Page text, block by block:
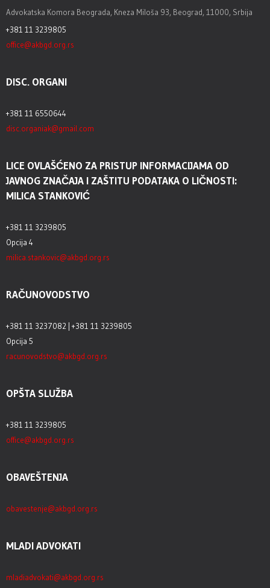
Advokatska Komora Beograda, Kneza Miloša 93, Beograd, 11000, Srbija
+381 11 3239805
office@akbgd.org.rs
DISC. ORGANI
+381 11 6550644
disc.organiak@gmail.com
LICE OVLAŠĆENO ZA PRISTUP INFORMACIJAMA OD
JAVNOG ZNAČAJA I ZAŠTITU PODATAKA O LIČNOSTI:
MILICA STANKOVIĆ
+381 11 3239805
Opcija 4
milica.stankovic@akbgd.org.rs
RAČUNOVODSTVO
+381 11 3237082 | +381 11 3239805
Opcija 5
racunovodstvo@akbgd.org.rs
OPŠTA SLUŽBA
+381 11 3239805
office@akbgd.org.rs
OBAVEŠTENJA
obavestenje@akbgd.org.rs
MLADI ADVOKATI
mladiadvokati@akbgd.org.rs